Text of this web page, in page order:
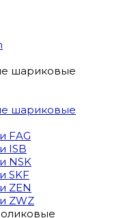
шариковые
шариковые
FAG
ISB
NSK
SKF
ZEN
ZWZ